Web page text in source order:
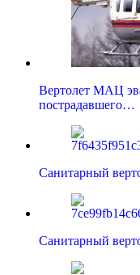
Вертолет МАЦ
пострадавшего…
Санитарный
Санитарный